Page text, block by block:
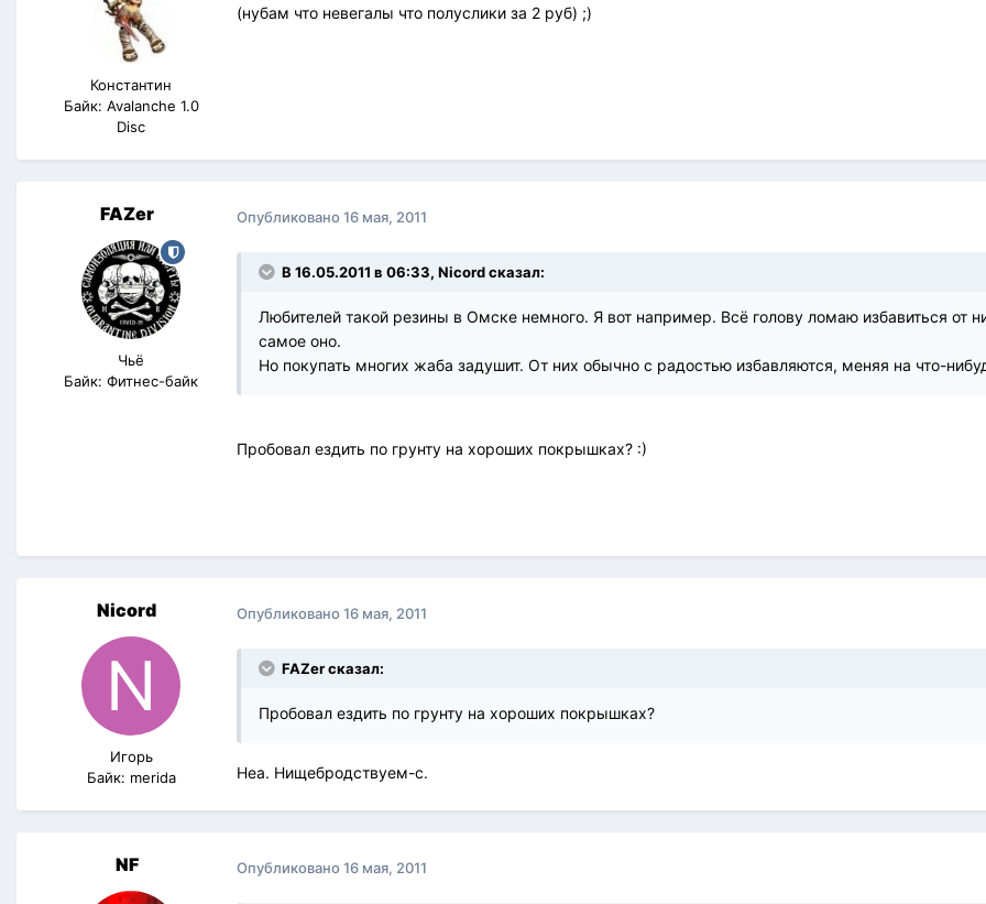
Константин
Байк: Avalanche 1.0
Disc
(нубам что невегалы что полуслики за 2 руб) ;)
FAZer
Чьё
Байк: Фитнес-байк
Опубликовано16 мая, 2011
В 16.05.2011 в 06:33, Nicord сказал:
Любителей такой резины в Омске немного. Я вот например. Всё голову ломаю избавиться от
самое оно.
Но покупать многих жаба задушит. От них обычно с радостью избавляются, меняя на что-
Пробовал ездить по грунту на хороших покрышках? :)
Nicord
Игорь
Байк: merida
Опубликовано16 мая, 2011
FAZer сказал:
Пробовал ездить по грунту на хороших покрышках?
Неа. Нищебродствуем-с.
NF Опубликовано16 мая, 2011